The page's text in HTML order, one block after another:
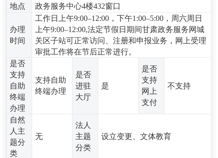
地点
政务服务中心4楼432窗口
办理
时间
工作日上午9:00–12:00，下午1:00–5:00，周六周日
上午9:00–12:00,法定节假日期间甘肃政务服务网城
关区子站可正常访问、注册和申报业务，网上受理
审批工作将在节后正常进行。
是否
支持
自助
终端
办理
支持自助
终端办理
是否
进驻
大厅
是
是否
支持
网上
支付
不支持
自然
人主
题分
类
无
法人
主题
分类
设立变更、文体教育